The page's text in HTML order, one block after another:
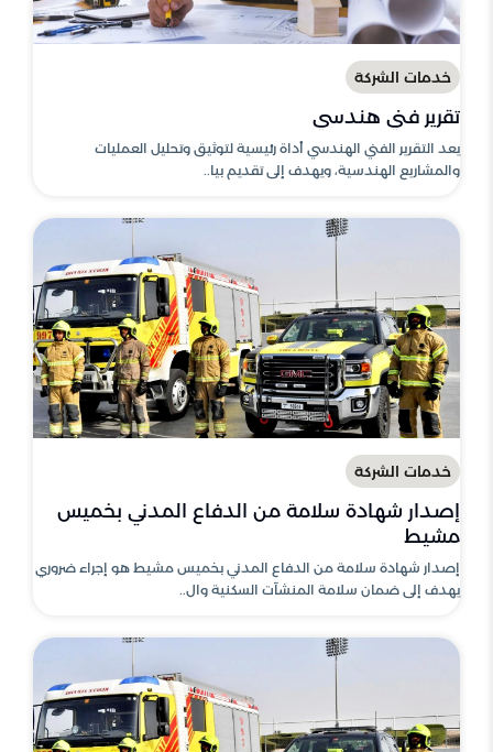
خدمات الشركة
تقرير فني هندسي
يعد التقرير الفني الهندسي أداة رئيسية لتوثيق وتحليل العمليات
والمشاريع الهندسية، ويهدف إلى تقديم بيا..
خدمات الشركة
إصدار شهادة سلامة من الدفاع المدني بخميس
مشيط
إصدار شهادة سلامة من الدفاع المدني بخميس مشيط هو إجراء ضروري
يهدف إلى ضمان سلامة المنشآت السكنية وال..